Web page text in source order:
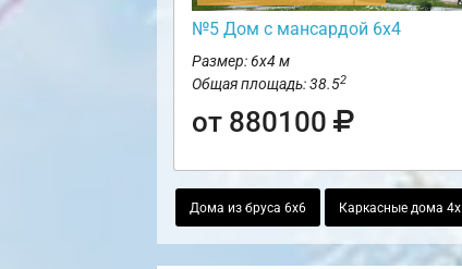
№5 Дом с мансардой 6х4
Размер: 6х4 м
Общая площадь: 38.52
от 880100
Дома из бруса 6х6 Каркасные дома